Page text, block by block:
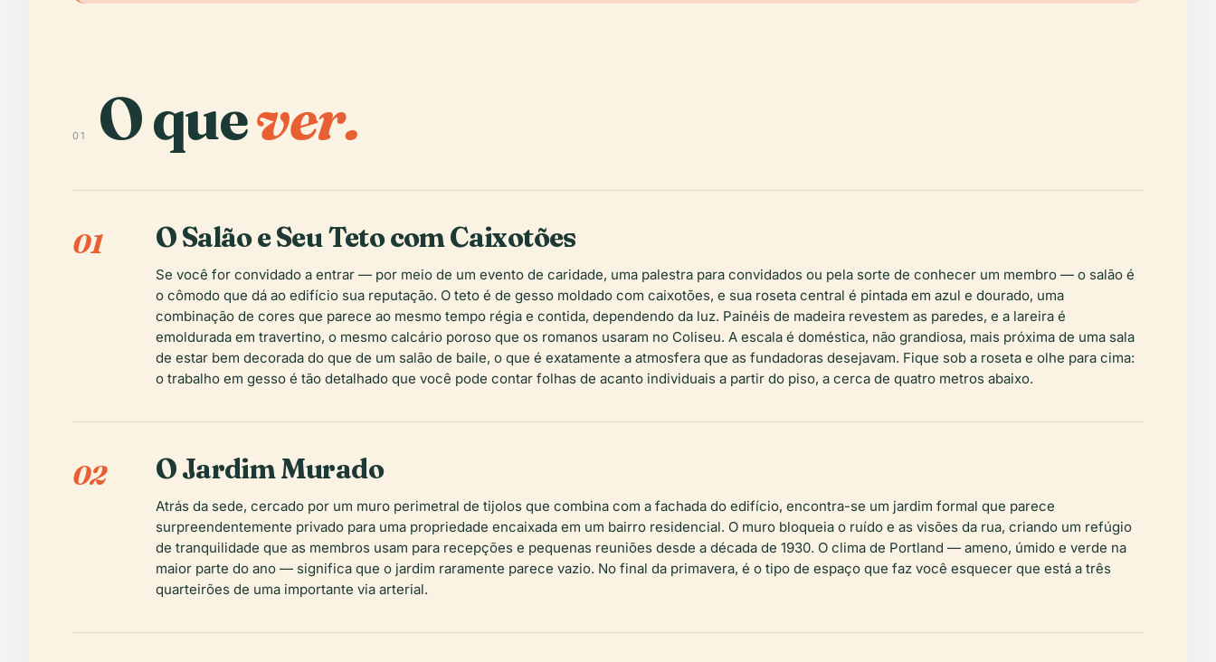
01 O quever.
01 O Salão e Seu Teto com Caixotões
Se você for convidado a entrar — por meio de um evento de caridade, uma palestra para convidados ou pela sorte de conhecer um membro — o salão é
o cômodo que dá ao edifício sua reputação. O teto é de gesso moldado com caixotões, e sua roseta central é pintada em azul e dourado, uma
combinação de cores que parece ao mesmo tempo régia e contida, dependendo da luz. Painéis de madeira revestem as paredes, e a lareira é
emoldurada em travertino, o mesmo calcário poroso que os romanos usaram no Coliseu. A escala é doméstica, não grandiosa, mais próxima de uma sala
de estar bem decorada do que de um salão de baile, o que é exatamente a atmosfera que as fundadoras desejavam. Fique sob a roseta e olhe para cima:
o trabalho em gesso é tão detalhado que você pode contar folhas de acanto individuais a partir do piso, a cerca de quatro metros abaixo.
02 O Jardim Murado
Atrás da sede, cercado por um muro perimetral de tijolos que combina com a fachada do edifício, encontra-se um jardim formal que parece
surpreendentemente privado para uma propriedade encaixada em um bairro residencial. O muro bloqueia o ruído e as visões da rua, criando um refúgio
de tranquilidade que as membros usam para recepções e pequenas reuniões desde a década de 1930. O clima de Portland — ameno, úmido e verde na
maior parte do ano — significa que o jardim raramente parece vazio. No final da primavera, é o tipo de espaço que faz você esquecer que está a três
quarteirões de uma importante via arterial.